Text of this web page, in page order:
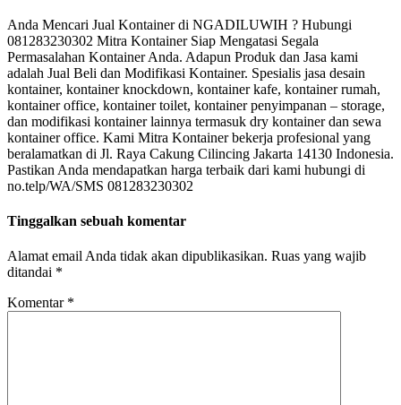
Anda Mencari Jual Kontainer di NGADILUWIH ? Hubungi
081283230302 Mitra Kontainer Siap Mengatasi Segala
Permasalahan Kontainer Anda. Adapun Produk dan Jasa kami
adalah Jual Beli dan Modifikasi Kontainer. Spesialis jasa desain
kontainer, kontainer knockdown, kontainer kafe, kontainer rumah,
kontainer office, kontainer toilet, kontainer penyimpanan – storage,
dan modifikasi kontainer lainnya termasuk dry kontainer dan sewa
kontainer office. Kami Mitra Kontainer bekerja profesional yang
beralamatkan di Jl. Raya Cakung Cilincing Jakarta 14130 Indonesia.
Pastikan Anda mendapatkan harga terbaik dari kami hubungi di
no.telp/WA/SMS 081283230302
Tinggalkan sebuah komentar
Alamat email Anda tidak akan dipublikasikan. Ruas yang wajib
ditandai *
Komentar *